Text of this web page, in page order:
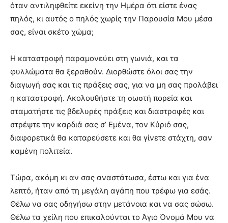
όταν αντιληφθείτε εκείνη την Ημέρα ότι είστε ένας
πηλός, κι αυτός ο πηλός χωρίς την Παρουσία Μου μέσα
σας, είναι σκέτο χώμα;
Η καταστροφή παραμονεύει στη γωνιά, και τα
φυλλώματα θα ξεραθούν. Διορθώστε όλοι σας την
διαγωγή σας και τις πράξεις σας, για να µη σας προλάβει
η καταστροφή. Ακολουθήστε τη σωστή πορεία και
σταματήστε τις βδελυρές πράξεις και διαστροφές και
στρέψτε την καρδιά σας σ’ Εμένα, τον Κύριό σας,
διαφορετικά θα καταρεύσετε και θα γίνετε στάχτη, σαν
καμένη πολιτεία.
Τώρα, ακόμη κι αν σας αναστάτωσα, έστω και για ένα
λεπτό, ήταν από τη μεγάλη αγάπη που τρέφω για εσάς.
Θέλω να σας οδηγήσω στην μετάνοια και να σας σώσω.
Θέλω τα χείλη που επικαλούνται το Άγιο Όνομά Μου να